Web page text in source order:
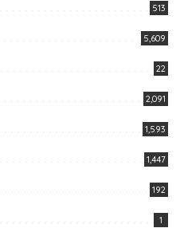
513
5,609
22
2,091
1,593
1,447
192
1